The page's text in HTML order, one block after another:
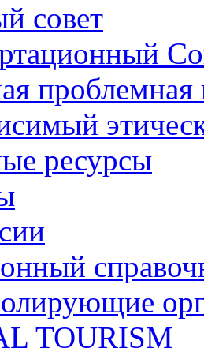
совет
проблемная
ресурсы
TOURISM